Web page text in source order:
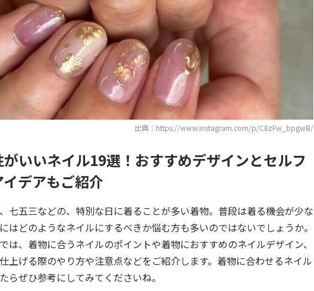
出典：https://www.instagram.com/p/C8zFw_bpgwB/
いいネイル19選！おすすめデザインとセルフ
デアもご紹介
七五三などの、特別な日に着ることが多い着物。普段は着る機会が少な
はどのようなネイルにするべきか悩む方も多いのではないでしょうか。
は、着物に合うネイルのポイントや着物におすすめのネイルデザイン、
上げる際のやり方や注意点などをご紹介します。着物に合わせるネイル
らぜひ参考にしてみてくださいね。